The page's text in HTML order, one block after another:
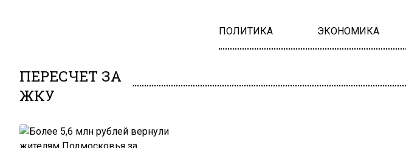
ПОЛИТИКА ЭКОНОМИКА
ПЕРЕСЧЕТ ЗА
ЖКУ